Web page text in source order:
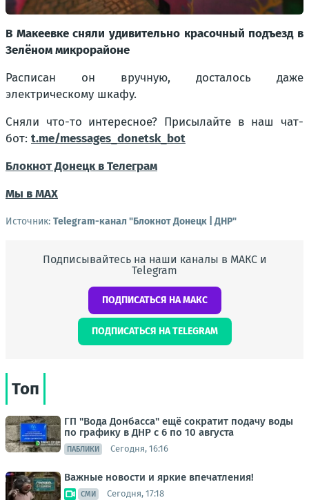
В Макеевке сняли удивительно красочный подъезд в
Зелёном микрорайоне
Расписан он вручную, досталось даже
электрическому шкафу.
Сняли что-то интересное? Присылайте в наш чат-
бот: t.me/messages_donetsk_bot
Блокнот Донецк в Телеграм
Мы в МАХ
Источник: Telegram-канал "Блокнот Донецк | ДНР"
Подписывайтесь на наши каналы в МАКС и
Telegram
ПОДПИСАТЬСЯ НА МАКС
ПОДПИСАТЬСЯ НА TELEGRAM
Топ
ГП "Вода Донбасса" ещё сократит подачу воды
по графику в ДНР с 6 по 10 августа
ПАБЛИКИ Сегодня, 16:16
Важные новости и яркие впечатления!
СМИ Сегодня, 17:18